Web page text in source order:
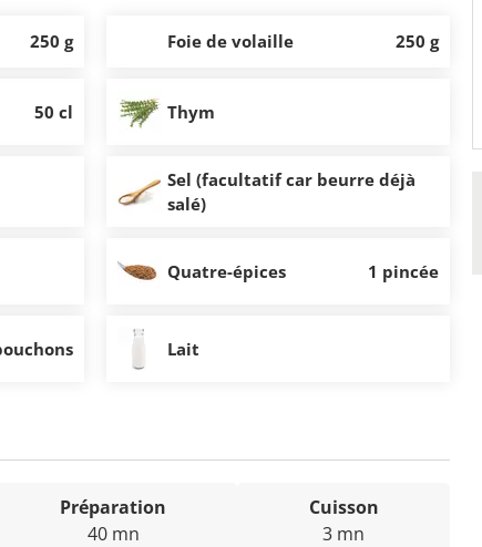
250 g Foie de volaille 250 g
50 cl Thym
Sel (facultatif car beurre déjà
salé)
Quatre-épices 1 pincée
Lait
Préparation
40 mn
Cuisson
3 mn